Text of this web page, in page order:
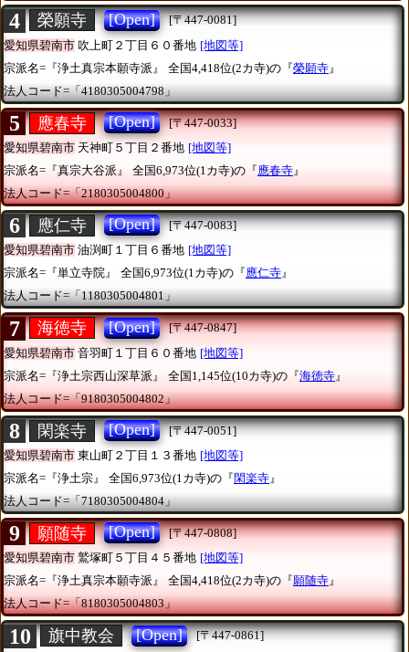
4 榮願寺 [Open]
[〒447-0081]
愛知県碧南市 吹上町２丁目６０番地 [地図等]
宗派名=『浄土真宗本願寺派』
全国4,418位(2カ寺)の『榮願寺 』
法人コード=「4180305004798」
5 應春寺 [Open]
[〒447-0033]
愛知県碧南市 天神町５丁目２番地 [地図等]
宗派名=『真宗大谷派』
全国6,973位(1カ寺)の『應春寺』
法人コード=「2180305004800」
6 應仁寺 [Open]
[〒447-0083]
愛知県碧南市 油渕町１丁目６番地 [地図等]
宗派名=『単立寺院』
全国6,973位(1カ寺)の『應仁寺』
法人コード=「1180305004801」
7 海徳寺 [Open]
[〒447-0847]
愛知県碧南市 音羽町１丁目６０番地 [地図等]
宗派名=『浄土宗西山深草派』
全国1,145位(10カ寺)の『海徳寺 』
法人コード=「9180305004802」
8 閑楽寺 [Open]
[〒447-0051]
愛知県碧南市 東山町２丁目１３番地 [地図等]
宗派名=『浄土宗』
全国6,973位(1カ寺)の『閑楽寺』
法人コード=「7180305004804」
9 願随寺 [Open]
[〒447-0808]
愛知県碧南市 鷲塚町５丁目４５番地 [地図等]
宗派名=『浄土真宗本願寺派』
全国4,418位(2カ寺)の『願随寺』
法人コード=「8180305004803」
10 旗中教会 [Open]
[〒447-0861]